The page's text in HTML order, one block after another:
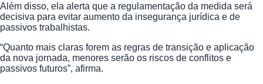
Além disso, ela alerta que a regulamentação da medida será
decisiva para evitar aumento da insegurança jurídica e de
passivos trabalhistas.
“Quanto mais claras forem as regras de transição e aplicação
da nova jornada, menores serão os riscos de conflitos e
passivos futuros”, afirma.